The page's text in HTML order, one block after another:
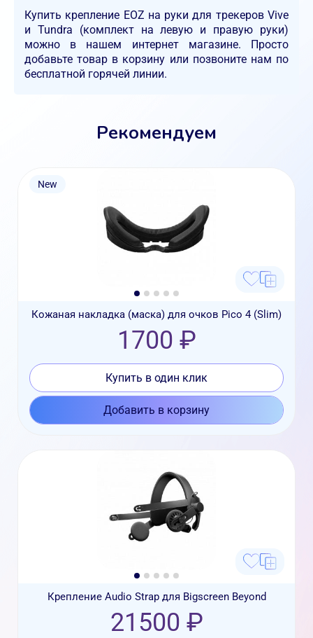
Купить крепление EOZ на руки для трекеров Vive
и Tundra (комплект на левую и правую руки)
можно в нашем интернет магазине. Просто
добавьте товар в корзину или позвоните нам по
бесплатной горячей линии.
Рекомендуем
New
Кожаная накладка (маска) для очков Pico 4 (Slim)
1700 ₽
Купить в один клик
Добавить в корзину
Крепление Audio Strap для Bigscreen Beyond
21500 ₽